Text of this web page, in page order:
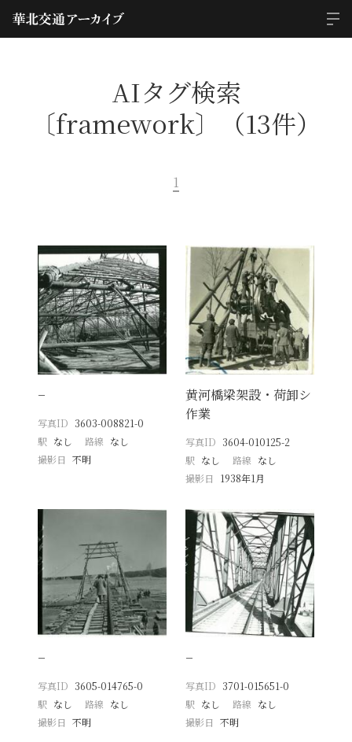
AIタグ検索
〔framework〕（13件）
1
−
写真ID 3603-008821-0
駅 なし 路線 なし
撮影日
不明
黄河橋梁架設・荷卸シ
作業
写真ID 3604-010125-2
駅 なし 路線 なし
撮影日
1938年1月
−
写真ID 3605-014765-0
駅 なし 路線 なし
撮影日
不明
−
写真ID 3701-015651-0
駅 なし 路線 なし
撮影日 不明